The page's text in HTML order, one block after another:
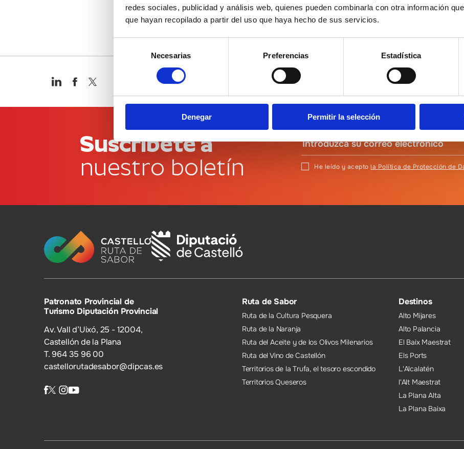
redes sociales, publicidad y análisis web, quienes pueden combinarla con otra información
que hayan recopilado a partir del uso que haya hecho de sus servicios.
de
consentimiento
Necesarias Preferencias Estadística
Denegar Permitir la selección
Suscríbete a
nuestro boletín
He leído y aceptola Política de Protección de
Patronato Provincial de
Turismo Diputación Provincial
Av. Vall d’Uixó, 25 - 12004,
Castellón de la Plana
T. 964 35 96 00
castellorutadesabor@dipcas.es
Ruta de Sabor
Ruta de la Cultura Pesquera
Ruta de la Naranja
Ruta del Aceite y de los Olivos Milenarios
Ruta del Vino de Castellón
Territorios de la Trufa, el tesoro escondido
Territorios Queseros
Destinos
Alto Mijares
Alto Palancia
El Baix Maestrat
Els Ports
L'Alcalatén
l'Alt Maestrat
La Plana Alta
La Plana Baixa